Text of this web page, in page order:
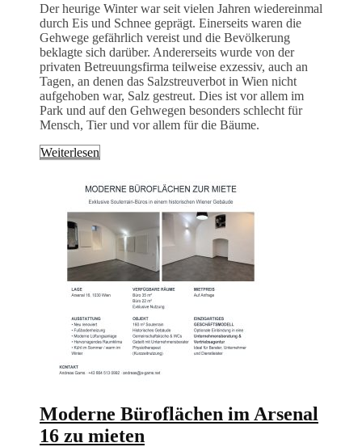
Der heurige Winter war seit vielen Jahren wiedereinmal
durch Eis und Schnee geprägt. Einerseits waren die
Gehwege gefährlich vereist und die Bevölkerung
beklagte sich darüber. Andererseits wurde von der
privaten Betreuungsfirma teilweise exzessiv, auch an
Tagen, an denen das Salzstreuverbot in Wien nicht
aufgehoben war, Salz gestreut. Dies ist vor allem im
Park und auf den Gehwegen besonders schlecht für
Mensch, Tier und vor allem für die Bäume.
Weiterlesen
Moderne Büroflächen im Arsenal
16 zu mieten